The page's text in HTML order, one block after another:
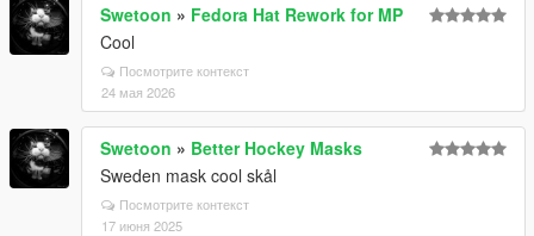
Swetoon » Fedora Hat Rework for MP
Cool
Посмотрите контекст
24 мая 2026
Swetoon » Better Hockey Masks
Sweden mask cool skål
Посмотрите контекст
17 июня 2025